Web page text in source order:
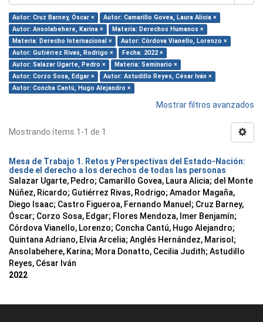
Autor: Cruz Barney, Óscar ×
Autor: Camarillo Govea, Laura Alicia ×
Autor: Ansolabehere, Karina ×
Materia: Derechos Humanos ×
Materia: Derecho Internacional ×
Autor: Córdova Vianello, Lorenzo ×
Autor: Gutiérrez Rivas, Rodrigo ×
Fecha: 2022 ×
Autor: Salazar Ugarte, Pedro ×
Materia: Seminario ×
Autor: Corzo Sosa, Edgar ×
Autor: Astudillo Reyes, César Iván ×
Autor: Concha Cantú, Hugo Alejandro ×
Mostrar filtros avanzados
Mostrando ítems 1-1 de 1
Mesa de Trabajo 1. Retos y Perspectivas del Estado-Nación:
desde el derecho a los derechos de todas las personas
Salazar Ugarte, Pedro; Camarillo Govea, Laura Alicia; del Monte
Núñez, Ricardo; Gutiérrez Rivas, Rodrigo; Amador Magaña,
Diego Isaac; Castro Figueroa, Fernando Manuel ; Cruz Barney,
Óscar; Corzo Sosa, Edgar; Flores Mendoza, Imer Benjamín;
Córdova Vianello, Lorenzo; Concha Cantú, Hugo Alejandro;
Quintana Adriano, Elvia Arcelia; Anglés Hernández, Marisol ;
Ansolabehere, Karina; Mora Donatto, Cecilia Judith; Astudillo
Reyes, César Iván
2022